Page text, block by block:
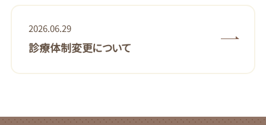
2026.06.29
診療体制変更について